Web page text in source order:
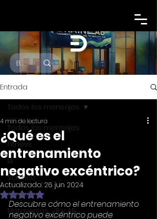
Entrada
Todos los mensajes
Fitness
IA
Science
Ciencia
Metaversos, VR y AR
Todos los mensajes
¿Qué es el
entrenamiento
negativo excéntrico?
4 min de lectura
Actualizado: 26 jun 2024
Obtuvo NaN de 5 estrellas.
Descubre cómo el entrenamiento
negativo excéntrico puede